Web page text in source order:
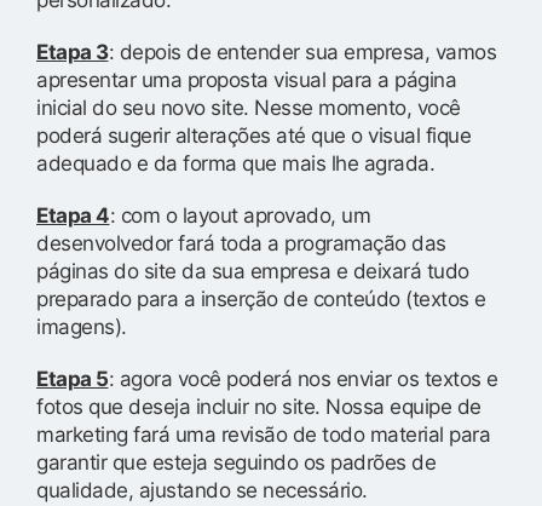
Etapa 3: depois de entender sua empresa, vamos
apresentar uma proposta visual para a página
inicial do seu novo site. Nesse momento, você
poderá sugerir alterações até que o visual fique
adequado e da forma que mais lhe agrada.
Etapa 4: com o layout aprovado, um
desenvolvedor fará toda a programação das
páginas do site da sua empresa e deixará tudo
preparado para a inserção de conteúdo (textos e
imagens).
Etapa 5: agora você poderá nos enviar os textos e
fotos que deseja incluir no site. Nossa equipe de
marketing fará uma revisão de todo material para
garantir que esteja seguindo os padrões de
qualidade, ajustando se necessário.